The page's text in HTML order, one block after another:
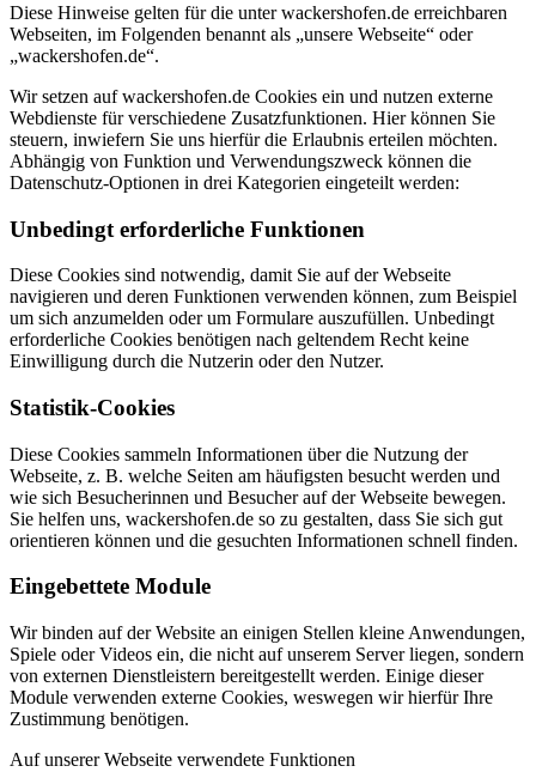
Diese Hinweise gelten für die unter wackershofen.de erreichbaren
Webseiten, im Folgenden benannt als „unsere Webseite“ oder
„wackershofen.de“.
Wir setzen auf wackershofen.de Cookies ein und nutzen externe
Webdienste für verschiedene Zusatzfunktionen. Hier können Sie
steuern, inwiefern Sie uns hierfür die Erlaubnis erteilen möchten.
Abhängig von Funktion und Verwendungszweck können die
Datenschutz-Optionen in drei Kategorien eingeteilt werden:
Unbedingt erforderliche Funktionen
Diese Cookies sind notwendig, damit Sie auf der Webseite
navigieren und deren Funktionen verwenden können, zum Beispiel
um sich anzumelden oder um Formulare auszufüllen. Unbedingt
erforderliche Cookies benötigen nach geltendem Recht keine
Einwilligung durch die Nutzerin oder den Nutzer.
Statistik-Cookies
Diese Cookies sammeln Informationen über die Nutzung der
Webseite, z. B. welche Seiten am häufigsten besucht werden und
wie sich Besucherinnen und Besucher auf der Webseite bewegen.
Sie helfen uns, wackershofen.de so zu gestalten, dass Sie sich gut
orientieren können und die gesuchten Informationen schnell finden.
Eingebettete Module
Wir binden auf der Website an einigen Stellen kleine Anwendungen,
Spiele oder Videos ein, die nicht auf unserem Server liegen, sondern
von externen Dienstleistern bereitgestellt werden. Einige dieser
Module verwenden externe Cookies, weswegen wir hierfür Ihre
Zustimmung benötigen.
Auf unserer Webseite verwendete Funktionen